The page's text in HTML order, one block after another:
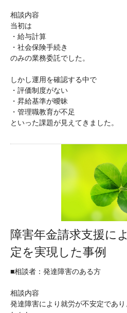
相談内容
当初は
・給与計算
・社会保険手続き
のみの業務委託でした。
しかし運用を確認する中で
・評価制度がない
・昇給基準が曖昧
・管理職教育が不足
といった課題が見えてきました。
障害年金請求支援に
定を実現した事例
■相談者：発達障害のある方
相談内容
発達障害により就労が不安定であり